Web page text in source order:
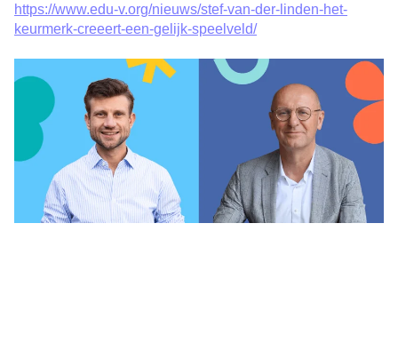
https://www.edu-v.org/nieuws/stef-van-der-linden-het-
keurmerk-creeert-een-gelijk-speelveld/